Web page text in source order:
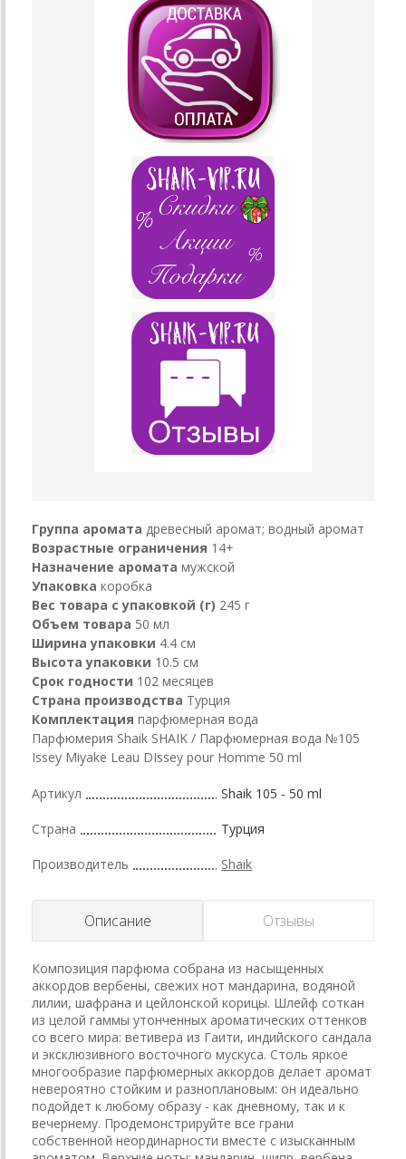
Группа аромата древесный аромат; водный аромат
Возрастные ограничения 14+
Назначение аромата мужской
Упаковка коробка
Вес товара с упаковкой (г) 245 г
Объем товара 50 мл
Ширина упаковки 4.4 см
Высота упаковки 10.5 см
Срок годности 102 месяцев
Страна производства Турция
Комплектация парфюмерная вода
Парфюмерия Shaik SHAIK / Парфюмерная вода №105
Issey Miyake Leau DIssey pour Homme 50 ml
Артикул Shaik 105 - 50 ml
Страна Турция
Производитель Shaik
Описание Отзывы
Композиция парфюма собрана из насыщенных
аккордов вербены, свежих нот мандарина, водяной
лилии, шафрана и цейлонской корицы. Шлейф соткан
из целой гаммы утонченных ароматических оттенков
со всего мира: ветивера из Гаити, индийского сандала
и эксклюзивного восточного мускуса. Столь яркое
многообразие парфюмерных аккордов делает аромат
невероятно стойким и разноплановым: он идеально
подойдет к любому образу - как дневному, так и к
вечернему. Продемонстрируйте все грани
собственной неординарности вместе с изысканным